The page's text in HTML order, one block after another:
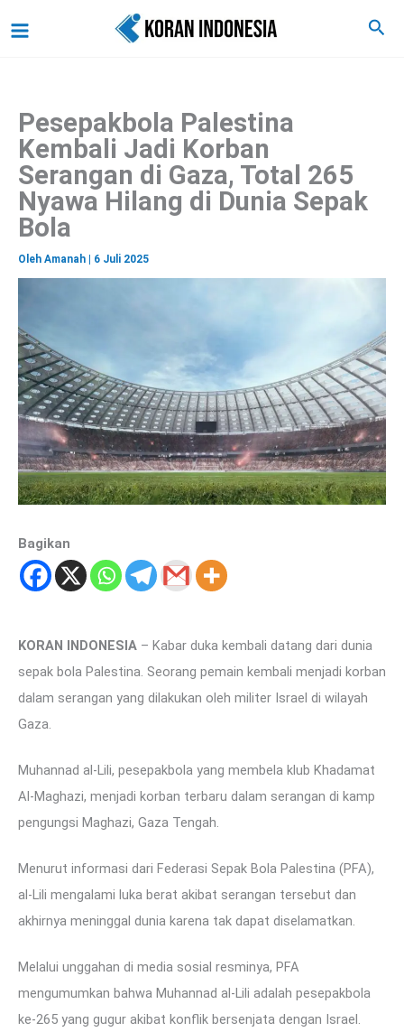
ke
Cari
Pesepakbola Palestina
Kembali Jadi Korban
Serangan di Gaza, Total 265
Nyawa Hilang di Dunia Sepak
Bola
Oleh Amanah 6 Juli 2025
Bagikan
KORAN INDONESIA – Kabar duka kembali datang dari dunia
sepak bola Palestina. Seorang pemain kembali menjadi korban
dalam serangan yang dilakukan oleh militer Israel di wilayah
Gaza.
Muhannad al-Lili, pesepakbola yang membela klub Khadamat
Al-Maghazi, menjadi korban terbaru dalam serangan di kamp
pengungsi Maghazi, Gaza Tengah.
Menurut informasi dari Federasi Sepak Bola Palestina (PFA),
al-Lili mengalami luka berat akibat serangan tersebut dan
akhirnya meninggal dunia karena tak dapat diselamatkan.
Melalui unggahan di media sosial resminya, PFA
mengumumkan bahwa Muhannad al-Lili adalah pesepakbola
ke-265 yang gugur akibat konflik bersenjata dengan Israel.
a